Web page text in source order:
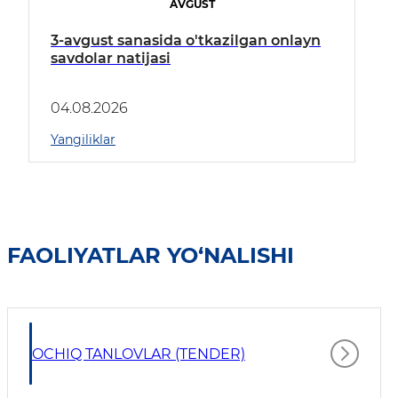
AVGUST
3-avgust sanasida o'tkazilgan onlayn
savdolar natijasi
04.08.2026
Yangiliklar
FAOLIYATLAR YO‘NALISHI
OCHIQ TANLOVLAR (TENDER)